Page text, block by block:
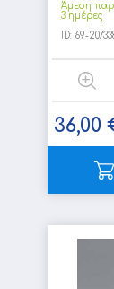
Άμεση
3 ημέρες
ID:69-
36,00